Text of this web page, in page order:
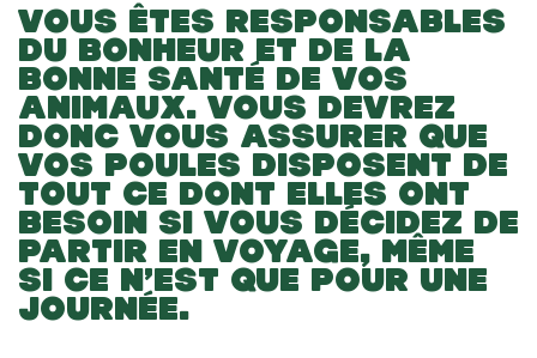
VOUS ÊTES RESPONSABLES
DU BONHEUR ET DE LA
BONNE SANTÉ DE VOS
ANIMAUX. VOUS DEVREZ
DONC VOUS ASSURER QUE
VOS POULES DISPOSENT DE
TOUT CE DONT ELLES ONT
BESOIN SI VOUS DÉCIDEZ DE
PARTIR EN VOYAGE, MÊME
SI CE N’EST QUE POUR UNE
JOURNÉE.